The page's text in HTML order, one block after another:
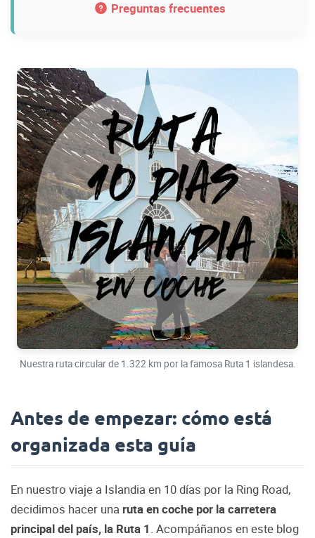
Preguntas frecuentes
Nuestra ruta circular de 1.322 km por la famosa Ruta 1 islandesa.
Antes de empezar: cómo está
organizada esta guía
En nuestro viaje a Islandia en 10 días por la Ring Road,
decidimos hacer una ruta en coche por la carretera
principal del país, la Ruta 1. Acompáñanos en este blog